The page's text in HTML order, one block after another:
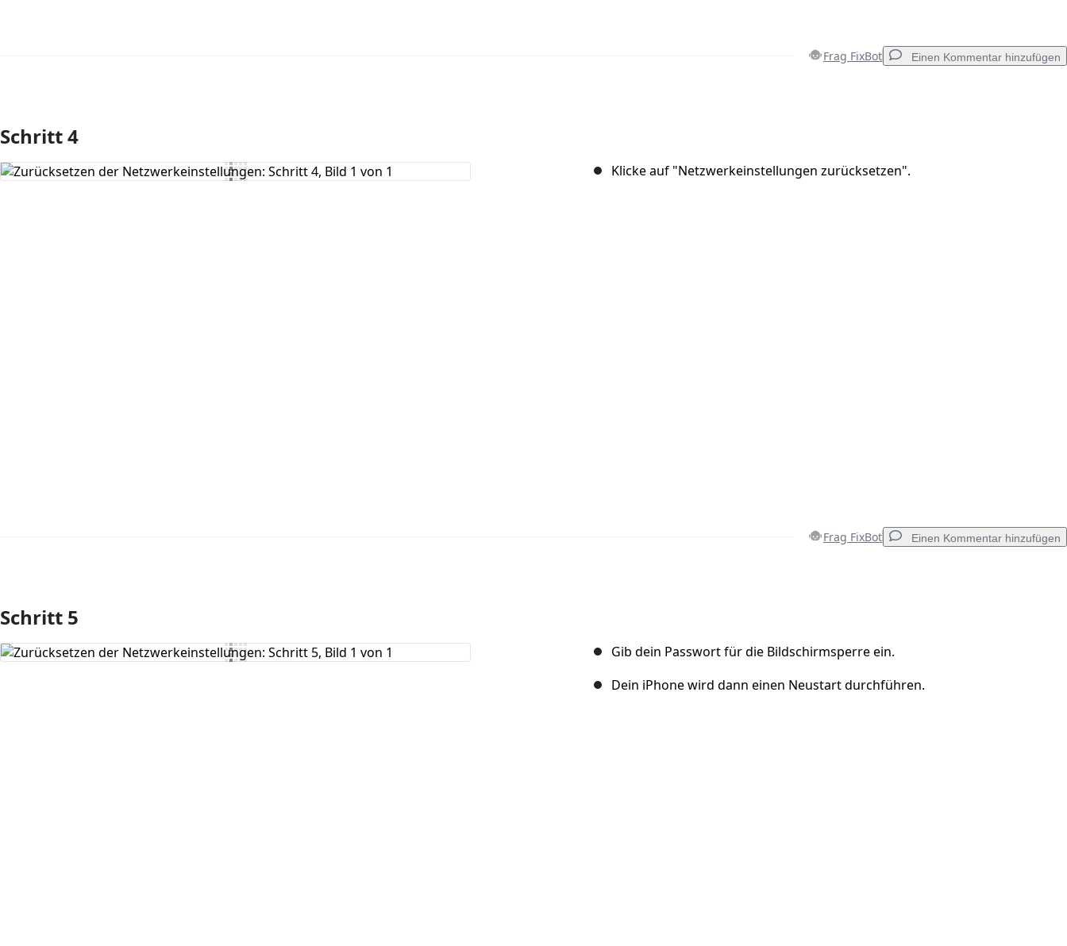
Frag FixBot Einen Kommentar hinzufügen
Kommentar hinzufügen
Schritt 4
Klicke auf "Netzwerkeinstellungen zurücksetzen".
Frag FixBot Einen Kommentar hinzufügen
Kommentar hinzufügen
Abbrechen
Schritt 5
Gib dein Passwort für die Bildschirmsperre ein.
Dein iPhone wird dann einen Neustart durchführen.